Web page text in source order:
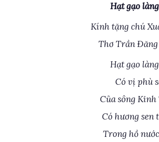
Hạt gạo
Kính tặng chú
Thơ Trần Đăng
Hạt gạo
Có vị phù
Của sông Kinh
Có hương sen
Trong hồ